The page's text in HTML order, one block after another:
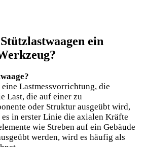
ein
Lastmessvorrichtung, die
Last, die auf einer zu
oder Struktur ausgeübt wird,
es in erster Linie die axialen Kräfte
wie Streben auf ein Gebäude
werden, wird es häufig als